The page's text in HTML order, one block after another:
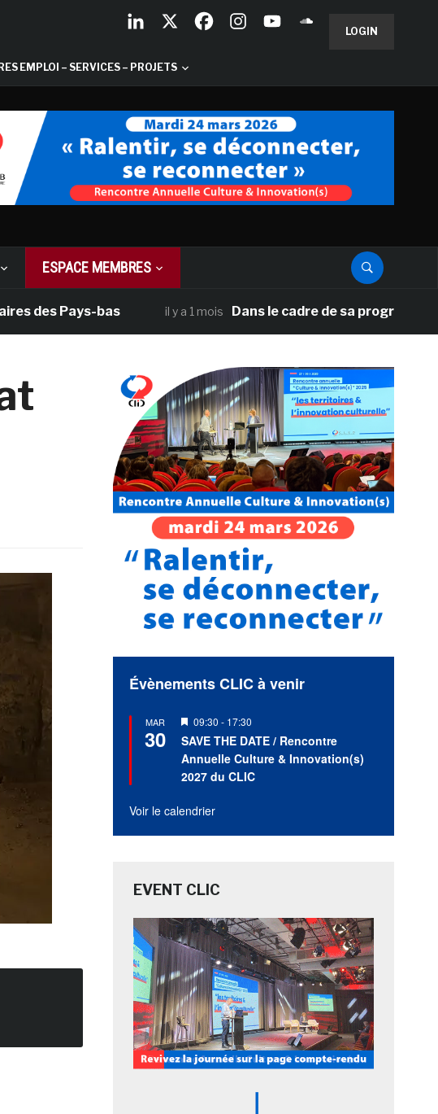
LOGIN
EMPLOI – SERVICES – PROJETS
ESPACE MEMBRES
Pays-bas il y a 1 mois Dans le cadre de sa programmation
Évènements CLIC à venir
MAR
30
Mis
en
avant
09:30 - 17:30
SAVE THE DATE / Rencontre
Annuelle Culture & Innovation(s)
2027 du CLIC
Voir le calendrier
EVENT CLIC